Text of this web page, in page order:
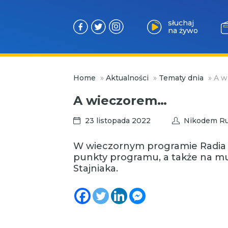
słuchaj
na żywo
Home » Aktualności » Tematy dnia » A
A wieczorem…
23 listopada 2022 Nikodem
W wieczornym programie Radia
punkty programu, a także na
Stajniaka.